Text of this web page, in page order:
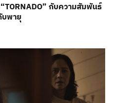
กับความสัมพันธ์
บพายุ